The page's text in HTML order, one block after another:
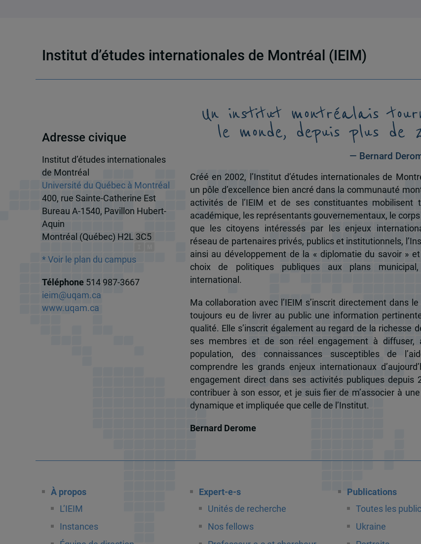
Institut d’études internationales de Montréal (IEIM)
Adresse civique
Institut d’études internationales
de Montréal
Université du Québec à Montréal
400, rue Sainte-Catherine Est
Bureau A-1540, Pavillon Hubert-
Aquin
Montréal (Québec) H2L 3C5
* Voir le plan du campus
Téléphone 514 987-3667
ieim@uqam.ca
www.uqam.ca
Un institut montréalais
le monde, depuis plus de
— Bernard
Créé en 2002, l’Institut d’études internationales de
un pôle d’excellence bien ancré dans la communauté
activités de l’IEIM et de ses constituantes mobilisent
académique, les représentants gouvernementaux, le
que les citoyens intéressés par les enjeux
réseau de partenaires privés, publics et institutionnels,
ainsi au développement de la « diplomatie du savoir »
choix de politiques publiques aux plans
international.
Ma collaboration avec l’IEIM s’inscrit directement dans le
toujours eu de livrer au public une information
qualité. Elle s’inscrit également au regard de la richesse
ses membres et de son réel engagement à diffuser,
population, des connaissances susceptibles de
comprendre les grands enjeux internationaux
engagement direct dans ses activités publiques depuis
contribuer à son essor, et je suis fier de m’associer à
dynamique et impliquée que celle de l’Institut.
Bernard Derome
À propos
L’IEIM
Instances
Expert-e-s
Unités de recherche
Nos fellows
Publications
Toutes les
Ukraine